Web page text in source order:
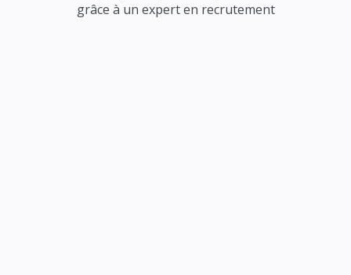
grâce à un expert en recrutement